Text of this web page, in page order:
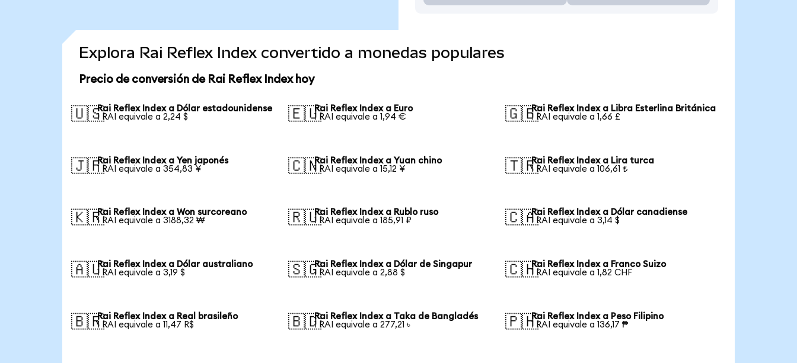
Explora Rai Reflex Index convertido a monedas populares
Precio de conversión de Rai Reflex Index hoy
🇺🇸Rai Reflex Index a Dólar estadounidense
1 RAI equivale a 2,24 $
🇪🇺Rai Reflex Index a Euro
1 RAI equivale a 1,94 €
🇬🇧Rai Reflex Index a Libra Esterlina Británica
1 RAI equivale a 1,66 £
🇯🇵Rai Reflex Index a Yen japonés
1 RAI equivale a 354,83 ¥
🇨🇳Rai Reflex Index a Yuan chino
1 RAI equivale a 15,12 ¥
🇹🇷Rai Reflex Index a Lira turca
1 RAI equivale a 106,61 ₺
🇰🇷Rai Reflex Index a Won surcoreano
1 RAI equivale a 3188,32 ₩
🇷🇺Rai Reflex Index a Rublo ruso
1 RAI equivale a 185,91 ₽
🇨🇦Rai Reflex Index a Dólar canadiense
1 RAI equivale a 3,14 $
🇦🇺Rai Reflex Index a Dólar australiano
1 RAI equivale a 3,19 $
🇸🇬Rai Reflex Index a Dólar de Singapur
1 RAI equivale a 2,88 $
🇨🇭Rai Reflex Index a Franco Suizo
1 RAI equivale a 1,82 CHF
🇧🇷Rai Reflex Index a Real brasileño
1 RAI equivale a 11,47 R$
🇧🇩Rai Reflex Index a Taka de Bangladés
1 RAI equivale a 277,21 ৳
🇵🇭Rai Reflex Index a Peso Filipino
1 RAI equivale a 136,17 ₱